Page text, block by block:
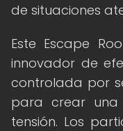
de situaciones
Este Escape
innovador de
controlada por
para crear una
tensión. Los